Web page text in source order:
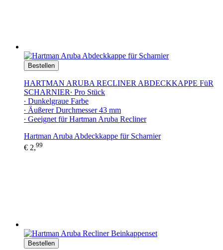
Bestellen
HARTMAN ARUBA RECLINER ABDECKKAPPE FüR
SCHARNIER∙ Pro Stück
∙ Dunkelgraue Farbe
∙ Äußerer Durchmesser 43 mm
∙ Geeignet für Hartman Aruba Recliner
Hartman Aruba Abdeckkappe für Scharnier
€ 2,99
Bestellen